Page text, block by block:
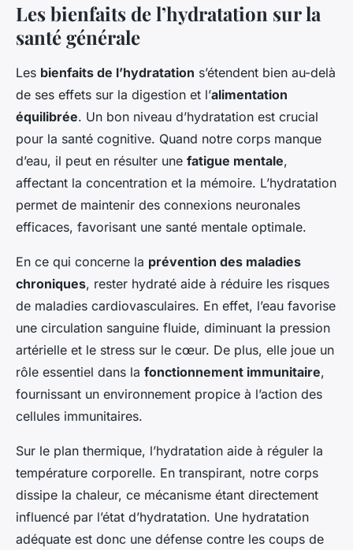
Les bienfaits de l’hydratation sur la
santé générale
Les bienfaits de l’hydratation s’étendent bien au-delà
de ses effets sur la digestion et l’alimentation
équilibrée. Un bon niveau d’hydratation est crucial
pour la santé cognitive. Quand notre corps manque
d’eau, il peut en résulter une fatigue mentale,
affectant la concentration et la mémoire. L’hydratation
permet de maintenir des connexions neuronales
efficaces, favorisant une santé mentale optimale.
En ce qui concerne la prévention des maladies
chroniques, rester hydraté aide à réduire les risques
de maladies cardiovasculaires. En effet, l’eau favorise
une circulation sanguine fluide, diminuant la pression
artérielle et le stress sur le cœur. De plus, elle joue un
rôle essentiel dans la fonctionnement immunitaire,
fournissant un environnement propice à l’action des
cellules immunitaires.
Sur le plan thermique, l’hydratation aide à réguler la
température corporelle. En transpirant, notre corps
dissipe la chaleur, ce mécanisme étant directement
influencé par l’état d’hydratation. Une hydratation
adéquate est donc une défense contre les coups de